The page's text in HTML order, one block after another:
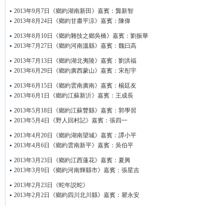
2013年9月7日《鄉約湖南新田》嘉賓：龔新智
2013年8月24日《鄉約甘肅平涼》嘉賓：陳偉
2013年8月10日《鄉約雜技之鄉吳橋》嘉賓：劉振華
2013年7月27日《鄉約河南溫縣》嘉賓：魏曰高
2013年7月13日《鄉約湖北夷陵》嘉賓：劉洪福
2013年6月29日《鄉約廣西蒙山》嘉賓：宋彤宇
2013年6月15日《鄉約雲南廣南》嘉賓：楊廷友
2013年6月1日《鄉約江蘇新沂》嘉賓：王成長
2013年5月18日《鄉約江蘇豐縣》嘉賓：郭學習
2013年5月4日《野人回村記》嘉賓：張四一
2013年4月20日《鄉約湖南望城》嘉賓：譚小平
2013年4月6日《鄉約雲南新平》嘉賓：吳伯平
2013年3月23日《鄉約江西蓮花》嘉賓：夏興
2013年3月9日《鄉約河南輝縣市》嘉賓：張星吉
2013年2月23日《蛇年説蛇》
2013年2月2日《鄉約四川北川縣》嘉賓：瞿永安